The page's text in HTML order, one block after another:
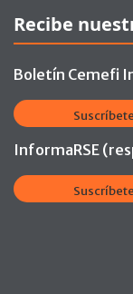
Recibe
Boletín Cemefi
Suscríbete
InformaRSE
Suscríbete